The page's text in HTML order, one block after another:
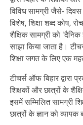
विविध सामग्री जैसे-
विशेष, शिक्षा शब्द कोष,
शैक्षिक सामग्री को
साझा किया जाता है।
शिक्षा जगत के लिए एक
टीचर्स ऑफ बिहार द्वारा
शिक्षकों और छात्रों के
इसमें सम्मिलित सामग्री
छात्रों के ज्ञान को व्यापक